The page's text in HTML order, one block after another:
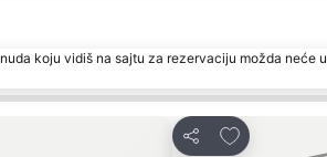
koju vidiš na sajtu za rezervaciju možda neće
Deli
Dodati u